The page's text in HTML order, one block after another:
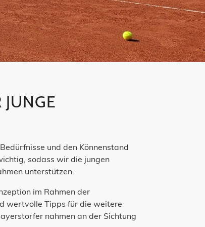
und den Könnenstand
sodass wir die jungen
unterstützen.
im Rahmen der
wertvolle Tipps für die weitere
nahmen an der Sichtung